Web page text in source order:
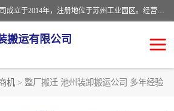
江苏富顺达吊装搬运有限公司成立于2014年，注册地位于苏州工业园区。经营范围包括起重吊装、搬运装卸服务；叉车、吊车租赁；水电安装；机电工程施工及维护；机电设备安装；家政服务、保洁服务。苏州搬运公司，苏州叉车出租，苏州吊车出租，苏州工厂设备搬运，专业设备吊装服务。
搬运有限公司
机 > 整厂搬迁 池州装卸搬运公司 多年经验